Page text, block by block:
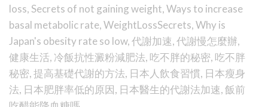
loss, Secrets of not gaining weight,Ways to increase
basal metabolic rate,WeightLossSecrets,Why is
Japan's obesity rate so low,代謝加速,代謝慢怎麼辦,
健康生活, 冷飯抗性澱粉減肥法, 吃不胖的秘密, 吃不胖
秘密,提高基礎代謝的方法, 日本人飲食習慣, 日本瘦身
法, 日本肥胖率低的原因, 日本醫生的代謝法加速,飯前